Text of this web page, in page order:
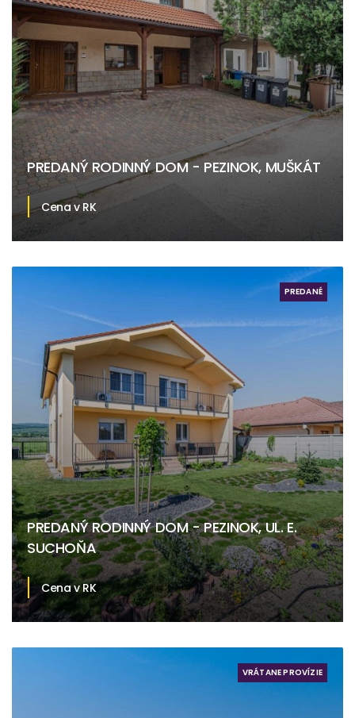
PREDANÝ RODINNÝ DOM - PEZINOK, MUŠKÁT
Cena v RK
PREDANÉ
PREDANÝ RODINNÝ DOM - PEZINOK, UL. E.
SUCHOŇA
Cena v RK
VRÁTANE PROVÍZIE